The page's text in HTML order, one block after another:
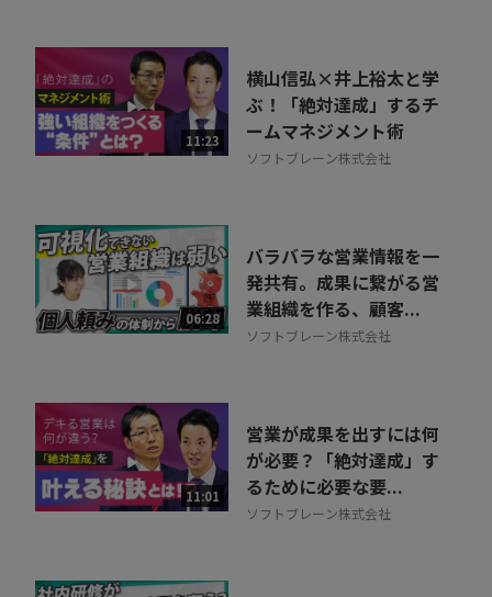
11:23
横山信弘×井上裕太と学
ぶ！「絶対達成」するチ
ームマネジメント術
ソフトブレーン株式会社
06:28
バラバラな営業情報を一
発共有。成果に繋がる営
業組織を作る、顧客...
ソフトブレーン株式会社
11:01
営業が成果を出すには何
が必要？「絶対達成」す
るために必要な要...
ソフトブレーン株式会社